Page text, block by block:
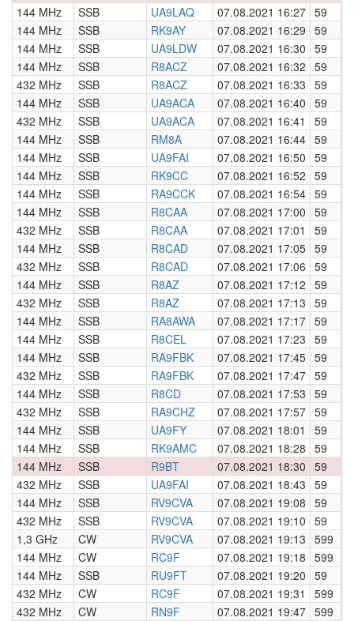
144 MHz
SSB UA9LAQ 07.08.2021 16:27 59
144 MHz
SSB RK9AY 07.08.2021 16:29 59
144 MHz
SSB UA9LDW 07.08.2021 16:30 59
144 MHz
SSB R8ACZ 07.08.2021 16:32 59
432 MHz
SSB R8ACZ 07.08.2021 16:33 59
144 MHz
SSB UA9ACA 07.08.2021 16:40 59
432 MHz
SSB UA9ACA 07.08.2021 16:41 59
144 MHz
SSB RM8A 07.08.2021 16:44 59
144 MHz
SSB UA9FAI 07.08.2021 16:50 59
144 MHz
SSB RK9CC 07.08.2021 16:52 59
144 MHz
SSB RA9CCK 07.08.2021 16:54 59
144 MHz
SSB R8CAA 07.08.2021 17:00 59
432 MHz
SSB R8CAA 07.08.2021 17:01 59
144 MHz
SSB R8CAD 07.08.2021 17:05 59
432 MHz
SSB R8CAD 07.08.2021 17:06 59
144 MHz
SSB R8AZ 07.08.2021 17:12 59
432 MHz
SSB R8AZ 07.08.2021 17:13 59
144 MHz
SSB RA8AWA 07.08.2021 17:17 59
144 MHz
SSB R8CEL 07.08.2021 17:23 59
144 MHz
SSB RA9FBK 07.08.2021 17:45 59
432 MHz
SSB RA9FBK 07.08.2021 17:47 59
144 MHz
SSB R8CD 07.08.2021 17:53 59
432 MHz
SSB RA9CHZ 07.08.2021 17:57 59
144 MHz
SSB UA9FY 07.08.2021 18:01 59
144 MHz
SSB RK9AMC 07.08.2021 18:28 59
144 MHz
SSB R9BT 07.08.2021 18:30 59
432 MHz
SSB UA9FAI 07.08.2021 18:43 59
144 MHz
SSB RV9CVA 07.08.2021 19:08 59
432 MHz
SSB RV9CVA 07.08.2021 19:10 59
1,3 GHz
CW RV9CVA 07.08.2021 19:13 599
144 MHz
CW RC9F 07.08.2021 19:18 599
144 MHz
SSB RU9FT 07.08.2021 19:20 59
432 MHz
CW RC9F 07.08.2021 19:31 599
432 MHz
CW RN9F 07.08.2021 19:47 599